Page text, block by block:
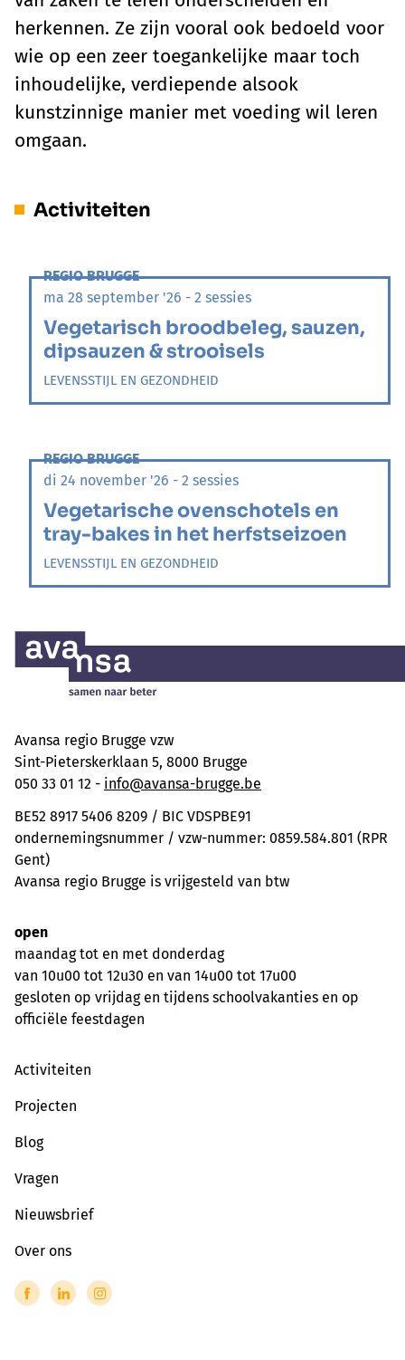
herkennen. Ze zijn vooral ook bedoeld voor
wie op een zeer toegankelijke maar toch
inhoudelijke, verdiepende alsook
kunstzinnige manier met voeding wil leren
omgaan.
Activiteiten
REGIO BRUGGE
ma 28 september '26 - 2 sessies
Vegetarisch broodbeleg, sauzen,
dipsauzen & strooisels
LEVENSSTIJL EN GEZONDHEID
REGIO BRUGGE
di 24 november '26 - 2 sessies
Vegetarische ovenschotels en
tray-bakes in het herfstseizoen
LEVENSSTIJL EN GEZONDHEID
Avansa regio Brugge vzw
Sint-Pieterskerklaan 5, 8000 Brugge
050 33 01 12 - info@avansa-brugge.be
BE52 8917 5406 8209 / BIC VDSPBE91
ondernemingsnummer / vzw-nummer: 0859.584.801 (RPR
Gent)
Avansa regio Brugge is vrijgesteld van btw
open
maandag tot en met donderdag
van 10u00 tot 12u30 en van 14u00 tot 17u00
gesloten op vrijdag en tijdens schoolvakanties en op
officiële feestdagen
Activiteiten
Projecten
Blog
Vragen
Nieuwsbrief
Over ons